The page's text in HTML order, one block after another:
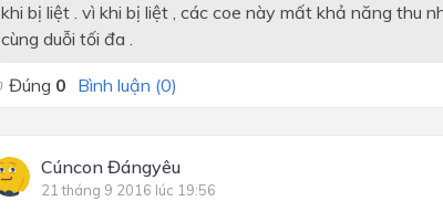
khi bị liệt . vì khi bị liệt , các coe này mất khả năng thu
cùng duỗi tối đa .
Đúng 0 Bình luận (0)
Cúncon Đángyêu
21 tháng 9 2016 lúc 19:56